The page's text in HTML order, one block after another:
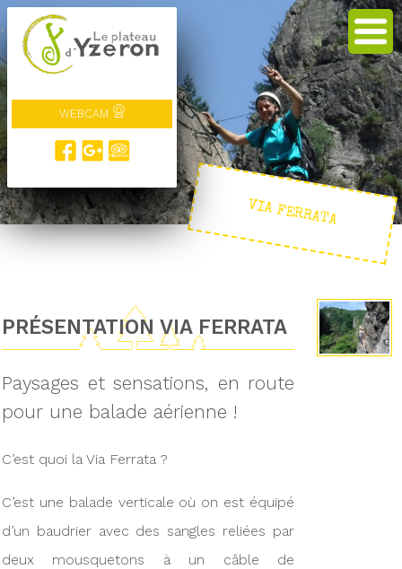
WEBCAM
VIA FERRATA
PRÉSENTATION VIA FERRATA
Paysages et sensations, en route
pour une balade aérienne !
C’est quoi la Via Ferrata ?
C’est une balade verticale où on est équipé
d’un baudrier avec des sangles reliées par
deux mousquetons à un câble de